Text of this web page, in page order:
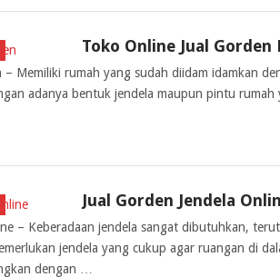
Toko Online Jual Gorden
– Memiliki rumah yang sudah diidam idamkan
adanya bentuk jendela maupun pintu rumah
Jual Gorden Jendela
– Keberadaan jendela sangat dibutuhkan,
jendela yang cukup agar ruangan di
dengan …